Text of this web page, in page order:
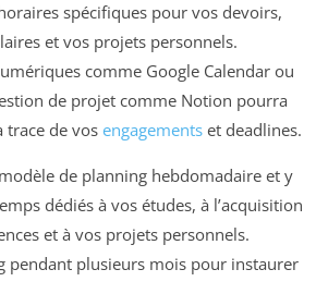
spécifiques pour vos devoirs,
et vos projets personnels.
comme Google Calendar ou
de projet comme Notion pourra
trace de vos engagements et deadlines.
de planning hebdomadaire et y
dédiés à vos études, à l’acquisition
et à vos projets personnels.
pendant plusieurs mois pour instaurer